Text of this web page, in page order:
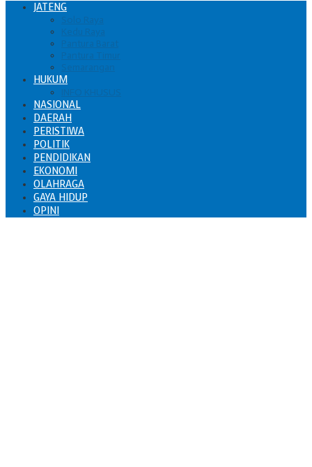
JATENG
Solo Raya
Kedu Raya
Pantura Barat
Pantura Timur
Semarangan
HUKUM
INFO KHUSUS
NASIONAL
DAERAH
PERISTIWA
POLITIK
PENDIDIKAN
EKONOMI
OLAHRAGA
GAYA HIDUP
OPINI